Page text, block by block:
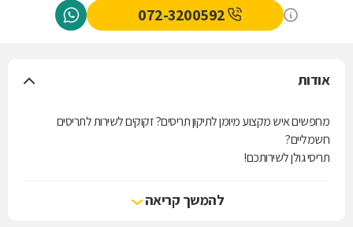
072-3200592
אודות
מחפשים איש מקצוע מיומן לתיקון תריסים? זקוקים לשירות לתריסים
חשמליים?
תריסי גולן לשירותכם!
המקיף והאיכותי ביותר בעולם האלומיניום ומציעים מבחר רחב של תריסים
מכל הסוגים לרבות תריסים חשמליים בהתאמה אישית מושלמת.
להמשך קריאה